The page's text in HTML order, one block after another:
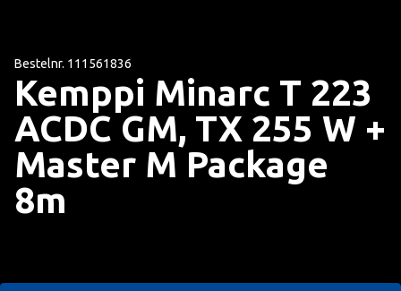
Bestelnr. 111561836
Kemppi Minarc T 223
ACDC GM, TX 255 W +
Master M Package
8m